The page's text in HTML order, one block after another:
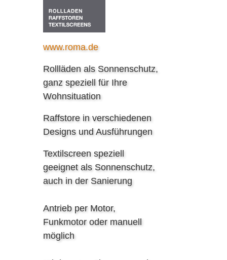
www.roma.de
Rollläden als Sonnenschutz,
ganz speziell für Ihre
Wohnsituation
Raffstore in verschiedenen
Designs und Ausführungen
Textilscreen speziell
geeignet als Sonnenschutz,
auch in der Sanierung
Antrieb per Motor,
Funkmotor oder manuell
möglich